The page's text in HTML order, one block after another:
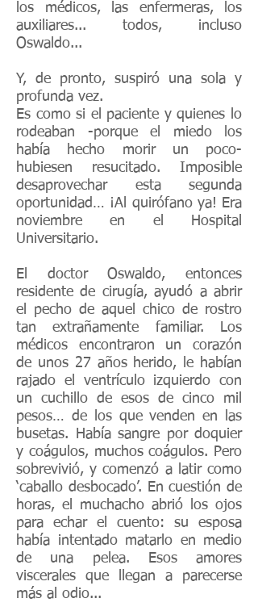
los médicos, las enfermeras, los
auxiliares... todos, incluso
Oswaldo...
Y, de pronto, suspiró una sola y
profunda vez.
Es como si el paciente y quienes lo
rodeaban -porque el miedo los
había hecho morir un poco-
hubiesen resucitado. Imposible
desaprovechar esta segunda
oportunidad… ¡Al quirófano ya! Era
noviembre en el Hospital
Universitario.
El doctor Oswaldo, entonces
residente de cirugía, ayudó a abrir
el pecho de aquel chico de rostro
tan extrañamente familiar. Los
médicos encontraron un corazón
de unos 27 años herido, le habían
rajado el ventrículo izquierdo con
un cuchillo de esos de cinco mil
pesos… de los que venden en las
busetas. Había sangre por doquier
y coágulos, muchos coágulos. Pero
sobrevivió, y comenzó a latir como
‘caballo desbocado’. En cuestión de
horas, el muchacho abrió los ojos
para echar el cuento: su esposa
había intentado matarlo en medio
de una pelea. Esos amores
viscerales que llegan a parecerse
más al odio...